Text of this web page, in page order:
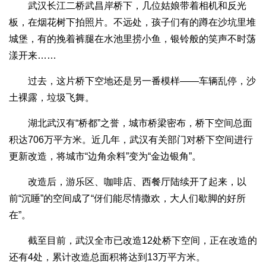
武汉长江二桥武昌岸桥下，几位姑娘带着相机和反光
板，在烟花树下拍照片。不远处，孩子们有的蹲在沙坑里堆
城堡，有的挽着裤腿在水池里捞小鱼，银铃般的笑声不时荡
漾开来……
过去，这片桥下空地还是另一番模样——车辆乱停，沙
土裸露，垃圾飞舞。
湖北武汉有“桥都”之誉，城市桥梁密布，桥下空间总面
积达706万平方米。近几年，武汉有关部门对桥下空间进行
更新改造，将城市“边角余料”变为“金边银角”。
改造后，游乐区、咖啡店、西餐厅陆续开了起来，以
前“沉睡”的空间成了“伢们能尽情撒欢，大人们歇脚的好所
在”。
截至目前，武汉全市已改造12处桥下空间，正在改造的
还有4处，累计改造总面积将达到13万平方米。